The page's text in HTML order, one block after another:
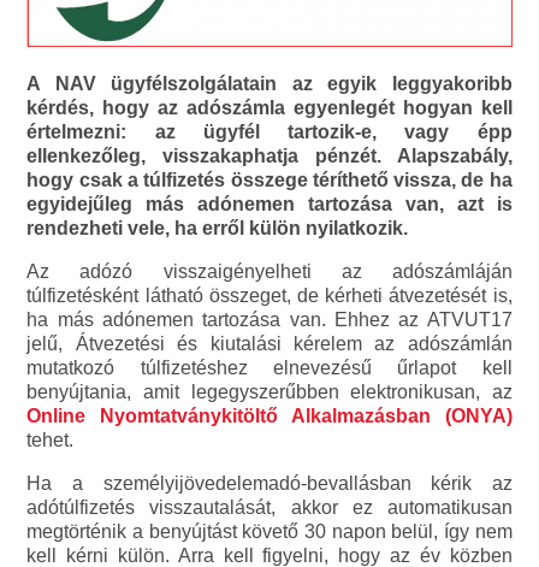
A NAV ügyfélszolgálatain az egyik leggyakoribb
kérdés, hogy az adószámla egyenlegét hogyan kell
értelmezni: az ügyfél tartozik-e, vagy épp
ellenkezőleg, visszakaphatja pénzét. Alapszabály,
hogy csak a túlfizetés összege téríthető vissza, de ha
egyidejűleg más adónemen tartozása van, azt is
rendezheti vele, ha erről külön nyilatkozik.
Az adózó visszaigényelheti az adószámláján
túlfizetésként látható összeget, de kérheti átvezetését is,
ha más adónemen tartozása van. Ehhez az ATVUT17
jelű, Átvezetési és kiutalási kérelem az adószámlán
mutatkozó túlfizetéshez elnevezésű űrlapot kell
benyújtania, amit legegyszerűbben elektronikusan, az
Online Nyomtatványkitöltő Alkalmazásban (ONYA)
tehet.
Ha a személyijövedelemadó-bevallásban kérik az
adótúlfizetés visszautalását, akkor ez automatikusan
megtörténik a benyújtást követő 30 napon belül, így nem
kell kérni külön. Arra kell figyelni, hogy az év közben